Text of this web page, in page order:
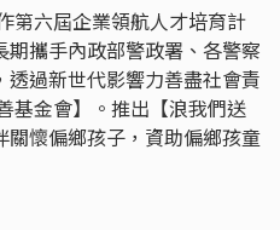
第六屆企業領航人才培育計
攜手內政部警政署、各警察
過新世代影響力善盡社會責
基金會】。推出【浪我們送
懷偏鄉孩子，資助偏鄉孩童